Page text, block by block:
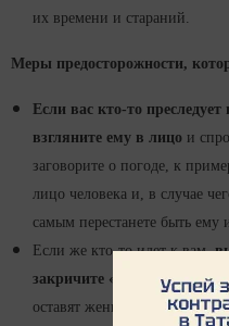
их времени и стараний.
Меры предосторожности,
Если вас кто-то
взгляните ему в лицо и
заговорите о погоде, к
лицо человека и, в случае
самым перестанете быть ему
Если же кто-то идет к вам,
закричите «Стой!».Многие
оставят женщину в покое,